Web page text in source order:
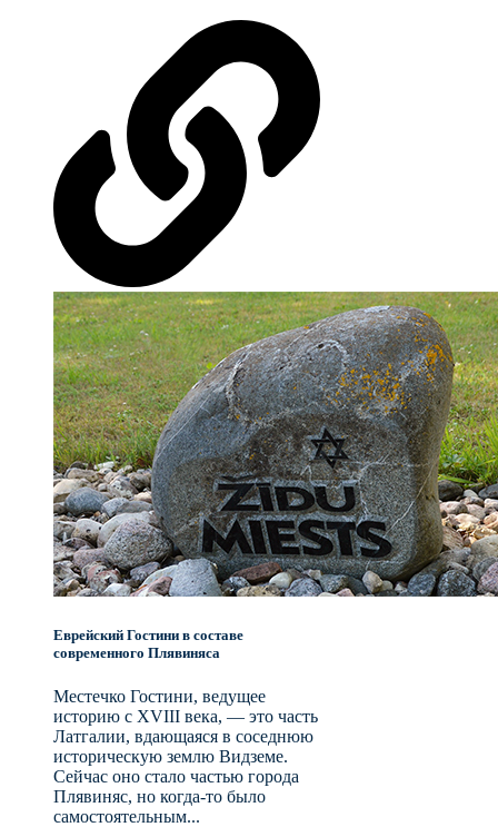
Еврейский Гостини в составе
современного Плявиняса
Местечко Гостини, ведущее
историю с XVIII века, — это часть
Латгалии, вдающаяся в соседнюю
историческую землю Видземе.
Сейчас оно стало частью города
Плявиняс, но когда-то было
самостоятельным...